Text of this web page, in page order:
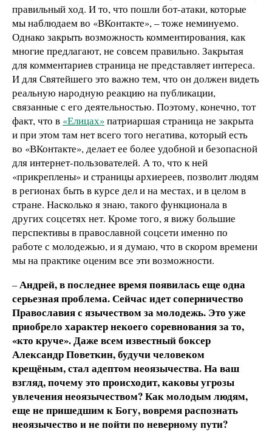
правильный ход. И то, что пошли бот-атаки, которые
мы наблюдаем во «ВКонтакте», – тоже неминуемо.
Однако закрыть возможность комментирования, как
многие предлагают, не совсем правильно. Закрытая
для комментариев страница не представляет интереса.
И для Святейшего это важно тем, что он должен видеть
реальную народную реакцию на публикации,
связанные с его деятельностью. Поэтому, конечно, тот
факт, что в «Елицах»патриаршая страница не закрыта
и при этом там нет всего того негатива, который есть
во «ВКонтакте», делает ее более удобной и безопасной
для интернет-пользователей. А то, что к ней
«прикреплены» и страницы архиереев, позволит людям
в регионах быть в курсе дел и на местах, и в целом в
стране. Насколько я знаю, такого функционала в
других соцсетях нет. Кроме того, я вижу большие
перспективы в православной соцсети именно по
работе с молодежью, и я думаю, что в скором времени
мы на практике оценим все эти возможности.
–Андрей, в последнее время появилась еще одна
серьезная проблема. Сейчас идет соперничество
Православия с язычеством за молодежь. Это уже
приобрело характер некоего соревнования за то,
«кто круче». Даже всем известный боксер
Александр Поветкин, будучи человеком
крещёным, стал адептом неоязычества. На ваш
взгляд, почему это происходит, каковы угрозы
увлечения неоязычеством? Как молодым людям,
еще не пришедшим к Богу, вовремя распознать
неоязычество и не пойти по неверному пути?